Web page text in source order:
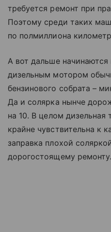
требуется ремонт при
Поэтому среди таких
по полмиллиона
А вот дальше
дизельным мотором
бензинового собрата –
Да и солярка нынче
на 10. В целом дизельная
крайне чувствительна к
заправка плохой
дорогостоящему ремонту.